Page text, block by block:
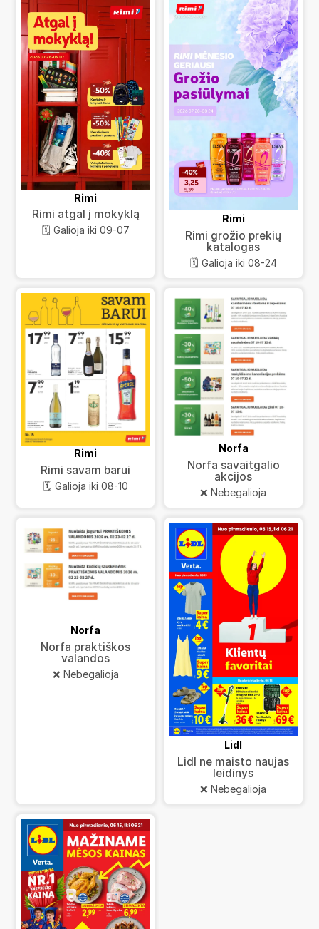
Rimi
Rimi atgal į mokyklą
🗓️ Galioja iki 09-07
Rimi
Rimi grožio prekių
katalogas
🗓️ Galioja iki 08-24
Rimi
Rimi savam barui
🗓️ Galioja iki 08-10
Norfa
Norfa savaitgalio
akcijos
❌ Nebegalioja
Norfa
Norfa praktiškos
valandos
❌ Nebegalioja
Lidl
Lidl ne maisto naujas
leidinys
❌ Nebegalioja